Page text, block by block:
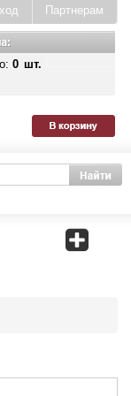
Партнерам
0 шт.